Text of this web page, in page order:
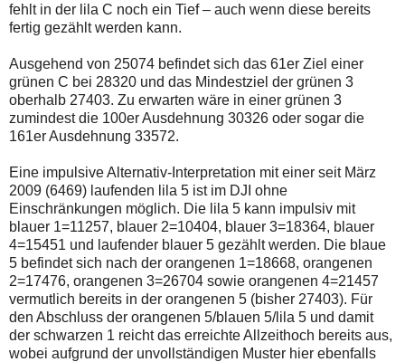
fehlt in der lila C noch ein Tief – auch wenn diese bereits
fertig gezählt werden kann.
Ausgehend von 25074 befindet sich das 61er Ziel einer
grünen C bei 28320 und das Mindestziel der grünen 3
oberhalb 27403. Zu erwarten wäre in einer grünen 3
zumindest die 100er Ausdehnung 30326 oder sogar die
161er Ausdehnung 33572.
Eine impulsive Alternativ-Interpretation mit einer seit März
2009 (6469) laufenden lila 5 ist im DJI ohne
Einschränkungen möglich. Die lila 5 kann impulsiv mit
blauer 1=11257, blauer 2=10404, blauer 3=18364, blauer
4=15451 und laufender blauer 5 gezählt werden. Die blaue
5 befindet sich nach der orangenen 1=18668, orangenen
2=17476, orangenen 3=26704 sowie orangenen 4=21457
vermutlich bereits in der orangenen 5 (bisher 27403). Für
den Abschluss der orangenen 5/blauen 5/lila 5 und damit
der schwarzen 1 reicht das erreichte Allzeithoch bereits aus,
wobei aufgrund der unvollständigen Muster hier ebenfalls